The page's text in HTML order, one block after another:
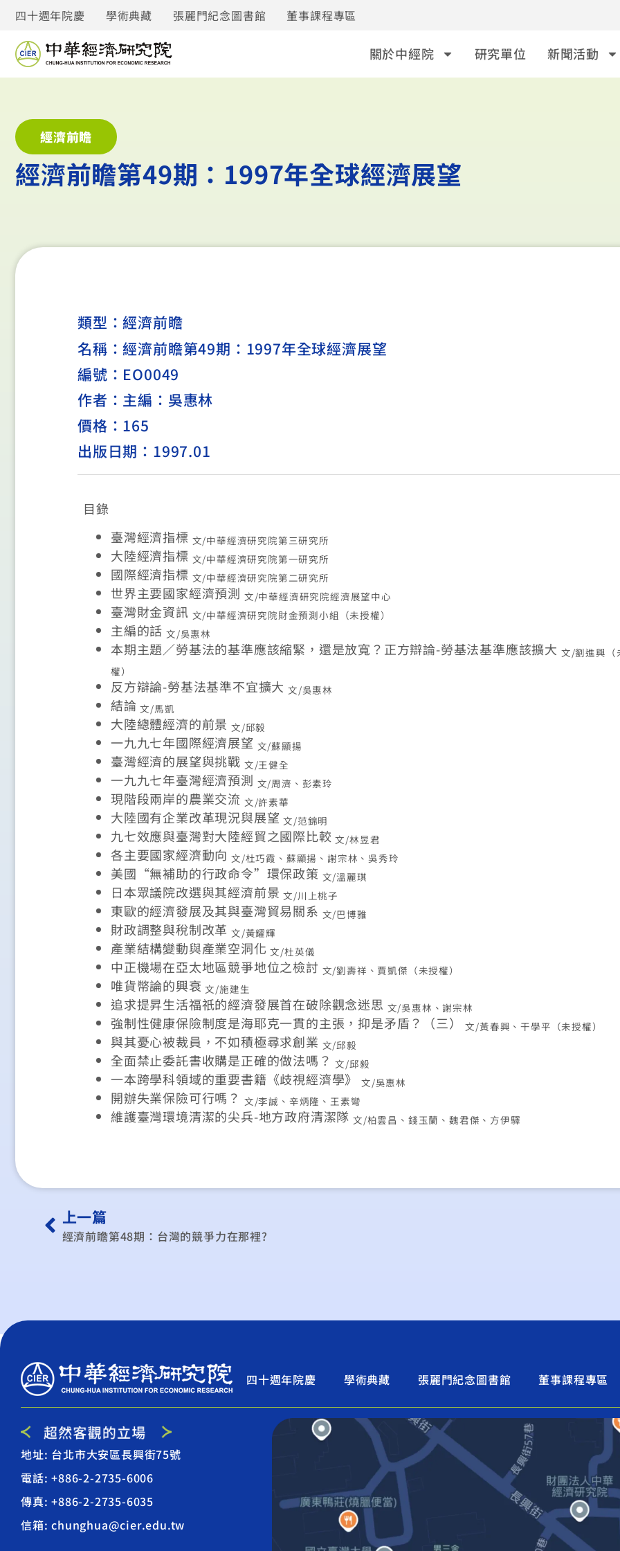
四十週年院慶 學術典藏 張麗門紀念圖書館 董事課程專區
關於中經院 研究單位 新聞活動
經濟前瞻
經濟前瞻第49期：1997年全球經濟展望
類型：經濟前瞻
名稱：經濟前瞻第49期：1997年全球經濟展望
編號：EO0049
作者：主編：吳惠林
價格：165
出版日期：1997.01
目錄
臺灣經濟指標 文/中華經濟研究院第三研究所
大陸經濟指標 文/中華經濟研究院第一研究所
國際經濟指標 文/中華經濟研究院第二研究所
世界主要國家經濟預測 文/中華經濟研究院經濟展望中心
臺灣財金資訊 文/中華經濟研究院財金預測小組（未授權）
主編的話 文/吳惠林
本期主題／勞基法的基準應該縮緊，還是放寬？正方辯論-勞基法基準應該擴大 文/劉進興（
權）
反方辯論-勞基法基準不宜擴大文/吳惠林
結論文/馬凱
大陸總體經濟的前景文/邱毅
一九九七年國際經濟展望 文/蘇顯揚
臺灣經濟的展望與挑戰 文/王健全
一九九七年臺灣經濟預測 文/周濟、彭素玲
現階段兩岸的農業交流 文/許素華
大陸國有企業改革現況與展望文/范錦明
九七效應與臺灣對大陸經貿之國際比較文/林昱君
各主要國家經濟動向文/杜巧霞、蘇顯揚、謝宗林、吳秀玲
美國“無補助的行政命令”環保政策 文/溫麗琪
日本眾議院改選與其經濟前景文/川上桃子
東歐的經濟發展及其與臺灣貿易關系 文/巴博雅
財政調整與稅制改革文/黃耀輝
產業結構變動與產業空洞化文/杜英儀
中正機場在亞太地區競爭地位之檢討 文/劉壽祥、賈凱傑（未授權）
唯貨幣論的興衰文/施建生
追求提昇生活福祇的經濟發展首在破除觀念迷思 文/吳惠林、謝宗林
強制性健康保險制度是海耶克一貫的主張，抑是矛盾？（三）文/黃春興、干學平（未授權）
與其憂心被裁員，不如積極尋求創業 文/邱毅
全面禁止委託書收購是正確的做法嗎？文/邱毅
一本跨學科領域的重要書籍《歧視經濟學》 文/吳惠林
開辦失業保險可行嗎？ 文/李誠、辛炳隆、王素彎
維護臺灣環境清潔的尖兵-地方政府清潔隊 文/柏雲昌、錢玉蘭、魏君傑、方伊驛
上一篇
經濟前瞻第48期：台灣的競爭力在那裡?
四十週年院慶 學術典藏 張麗門紀念圖書館 董事課程專區
地址: 台北市大安區長興街75號
電話: +886-2-2735-6006
傳真: +886-2-2735-6035
信箱: chunghua@cier.edu.tw